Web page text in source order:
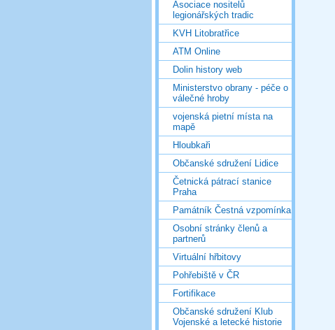
Asociace nositelů
legionářských tradic
KVH Litobratřice
ATM Online
Dolin history web
Ministerstvo obrany - péče o
válečné hroby
vojenská pietní místa na
mapě
Hloubkaři
Občanské sdružení Lidice
Četnická pátrací stanice
Praha
Památník Čestná vzpomínka
Osobní stránky členů a
partnerů
Virtuální hřbitovy
Pohřebiště v ČR
Fortifikace
Občanské sdružení Klub
Vojenské a letecké historie